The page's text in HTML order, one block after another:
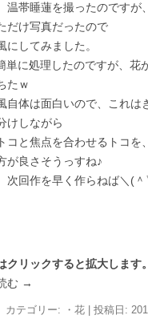
温帯睡蓮を撮ったのですが
だけ写真だったので
にしてみました。
単に処理したのですが、花
たｗ
自体は面白いので、これは
けしながら
コと焦点を合わせるトコを
が良さそうっすね♪
次回作を早く作らねば＼(
クリックすると拡大します。
む →
カテゴリー: ・花 | 投稿日: